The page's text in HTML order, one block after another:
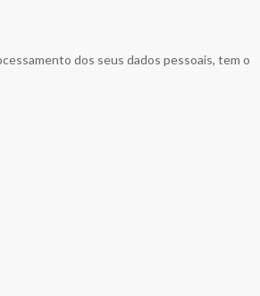
dos seus dados pessoais, tem o